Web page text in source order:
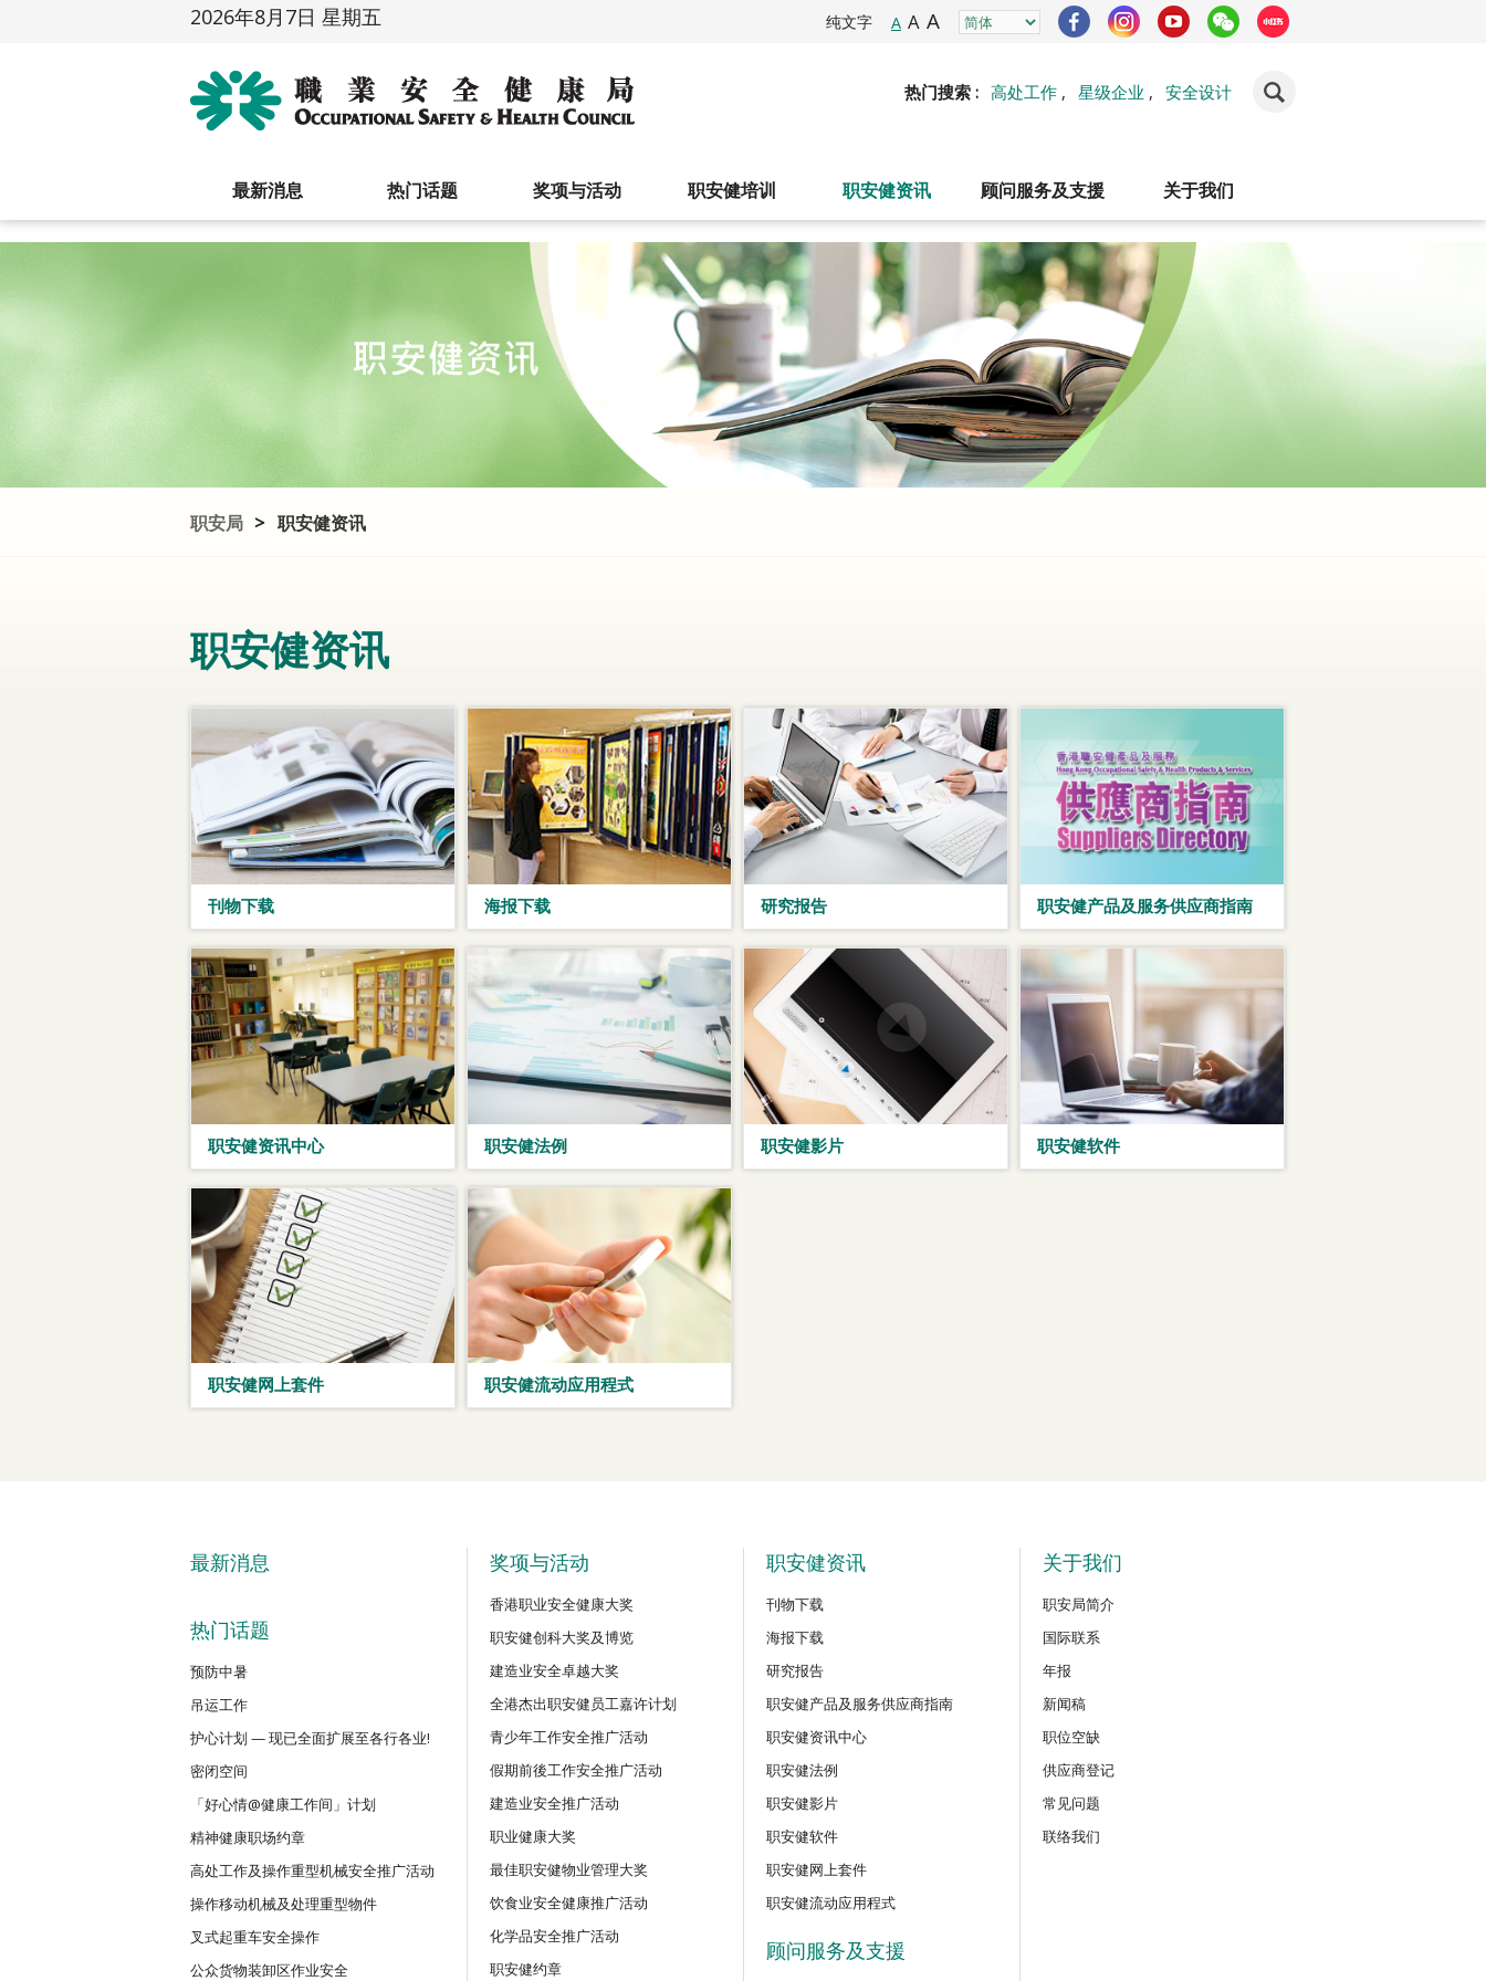
2026年8月7日 星期五 纯文字 A A A
热门搜索 : 高处工作 , 星级企业 , 安全设计
最新消息 热门话题 奖项与活动 职安健培训 职安健资讯 顾问服务及支援 关于我们
职安局 > 职安健资讯
职安健资讯
刊物下载 海报下载 研究报告 职安健产品及服务供应商指南
职安健资讯中心 职安健法例 职安健影片 职安健软件
职安健网上套件 职安健流动应用程式
最新消息
热门话题
预防中暑
吊运工作
护心计划 — 现已全面扩展至各行各业!
密闭空间
「好心情@健康工作间」计划
精神健康职场约章
高处工作及操作重型机械安全推广活动
操作移动机械及处理重型物件
叉式起重车安全操作
公众货物装卸区作业安全
奖项与活动
香港职业安全健康大奖
职安健创科大奖及博览
建造业安全卓越大奖
全港杰出职安健员工嘉许计划
青少年工作安全推广活动
假期前後工作安全推广活动
建造业安全推广活动
职业健康大奖
最佳职安健物业管理大奖
饮食业安全健康推广活动
化学品安全推广活动
职安健约章
职安健资讯
刊物下载
海报下载
研究报告
职安健产品及服务供应商指南
职安健资讯中心
职安健法例
职安健影片
职安健软件
职安健网上套件
职安健流动应用程式
顾问服务及支援
关于我们
职安局简介
国际联系
年报
新闻稿
职位空缺
供应商登记
常见问题
联络我们